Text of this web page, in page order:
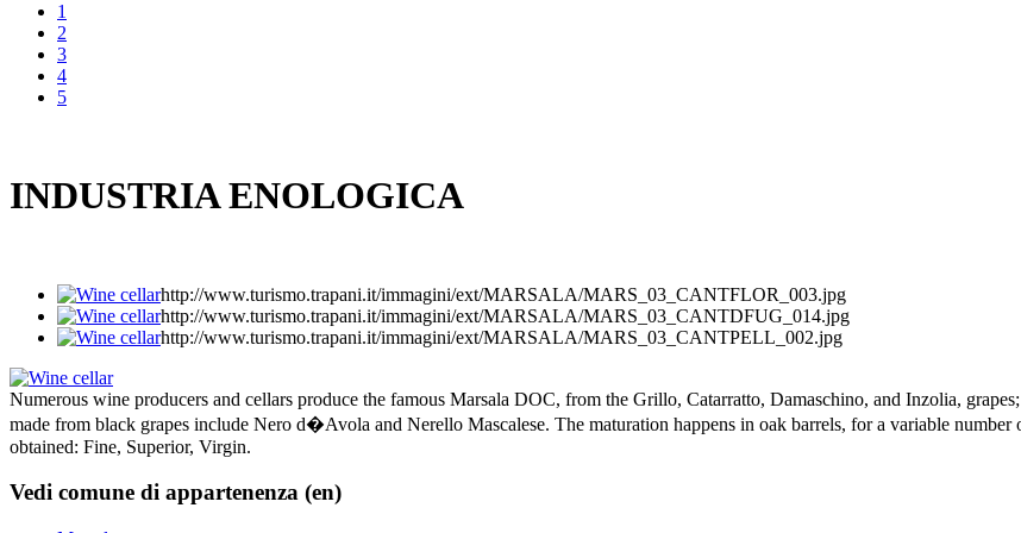
1
2
3
4
5
INDUSTRIA ENOLOGICA
http://www.turismo.trapani.it/immagini/ext/MARSALA/MARS_03_CANTFLOR_003.jpg
http://www.turismo.trapani.it/immagini/ext/MARSALA/MARS_03_CANTDFUG_014.jpg
http://www.turismo.trapani.it/immagini/ext/MARSALA/MARS_03_CANTPELL_002.jpg
Numerous wine producers and cellars produce the famous Marsala DOC, from the Grillo, Catarratto, Damaschino, and Inzolia,
made from black grapes include Nero d�Avola and Nerello Mascalese. The maturation happens in oak barrels, for a variable
obtained: Fine, Superior, Virgin.
Vedi comune di appartenenza (en)